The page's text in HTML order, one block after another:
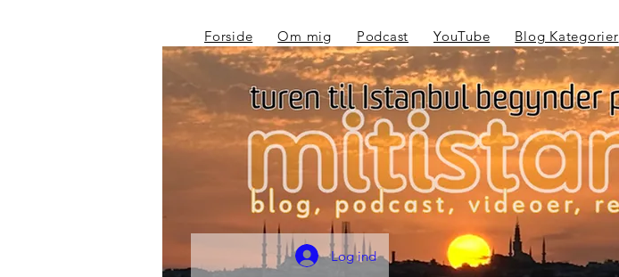
Forside Om mig Podcast YouTube Blog Kategorier
Log ind